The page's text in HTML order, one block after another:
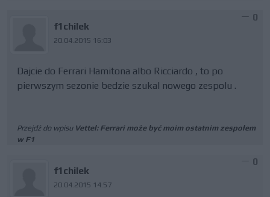
f1chilek
20.04.2015 16:03
0
Dajcie do Ferrari Hamitona albo Ricciardo , to po
pierwszym sezonie bedzie szukal nowego zespolu .
Przejdź do wpisu Vettel: Ferrari może być moim ostatnim zespołem
w F1
f1chilek
20.04.2015 14:57
0